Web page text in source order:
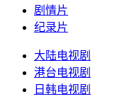
剧情片
纪录片
大陆电视剧
港台电视剧
日韩电视剧